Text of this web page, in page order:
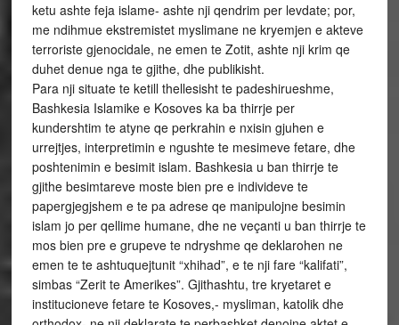
ketu ashte feja islame- ashte nji qendrim per levdate; por,
me ndihmue ekstremistet myslimane ne kryemjen e akteve
terroriste gjenocidale, ne emen te Zotit, ashte nji krim qe
duhet denue nga te gjithe, dhe publikisht.
Para nji situate te ketill thellesisht te padeshirueshme,
Bashkesia Islamike e Kosoves ka ba thirrje per
kundershtim te atyne qe perkrahin e nxisin gjuhen e
urrejtjes, interpretimin e ngushte te mesimeve fetare, dhe
poshtenimin e besimit islam. Bashkesia u ban thirrje te
gjithe besimtareve moste bien pre e individeve te
papergjegjshem e te pa adrese qe manipulojne besimin
islam jo per qellime humane, dhe ne veçanti u ban thirrje te
mos bien pre e grupeve te ndryshme qe deklarohen ne
emen te te ashtuquejtunit “xhihad”, e te nji fare “kalifati”,
simbas “Zerit te Amerikes”. Gjithashtu, tre kryetaret e
institucioneve fetare te Kosoves,- mysliman, katolik dhe